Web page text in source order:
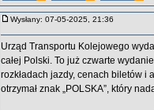
Wysłany: 07-05-2025, 21:36
Urząd Transportu Kolejowego
całej Polski. To już czwarte
rozkładach jazdy, cenach biletów i
otrzymał znak „POLSKA”, który